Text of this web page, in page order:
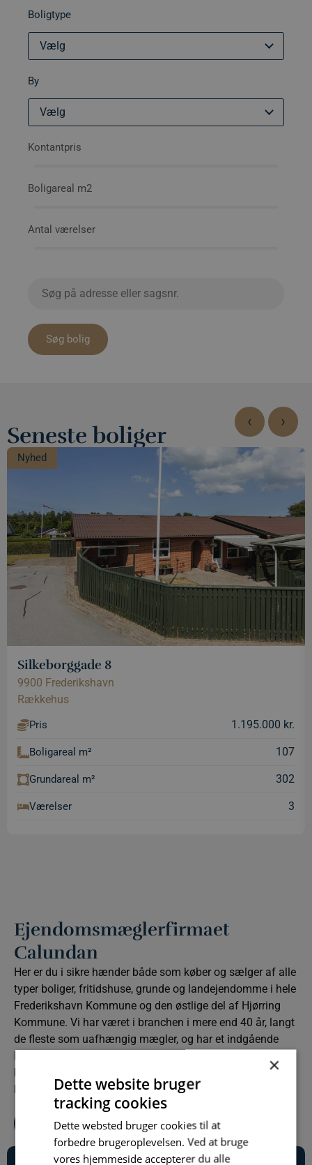
Boligtype
Vælg
By
Vælg
Kontantpris
Boligareal m2
Antal værelser
Søg bolig
Seneste boliger
‹
Nyhed
Silkeborggade 8
9900 Frederikshavn
Rækkehus
Pris 1.195.000 kr.
Boligareal m² 107
Grundareal m² 302
Værelser 3
›
Ejendomsmæglerfirmaet
Calundan
Her er du i sikre hænder både som køber og sælger af alle
typer boliger, fritidshuse, grunde og landejendomme i hele
Frederikshavn Kommune og den østlige del af Hjørring
Kommune. Vi har været i branchen i mere end 40 år, langt
de fleste som uafhængig mægler, og har et indgående
lokalkendskab. Det sikrer den rigtige prissætning af
boliger til salg og den bedste vejledning af interesserede
købere. Samtidig administrerer vi over 100 lejeboliger.
Team Calundan
×
Dette website bruger
tracking cookies
Dette websted bruger cookies til at
forbedre brugeroplevelsen. Ved at bruge
vores hjemmeside accepterer du alle